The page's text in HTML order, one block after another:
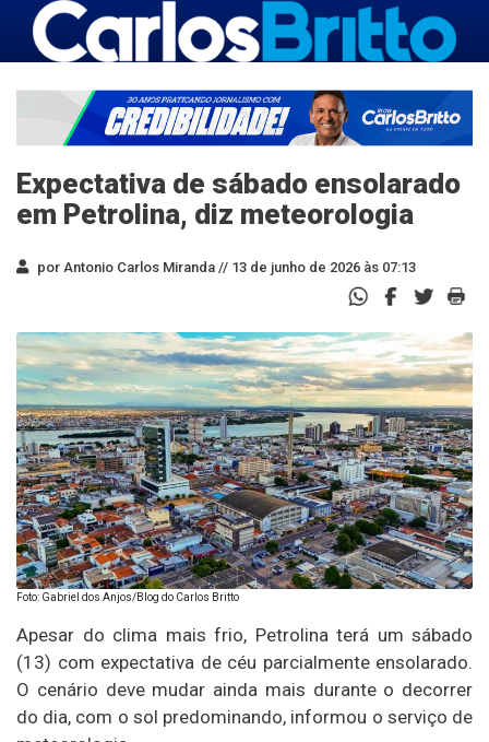
Expectativa de sábado ensolarado
em Petrolina, diz meteorologia
por Antonio Carlos Miranda // 13 de junho de 2026 às 07:13
Foto: Gabriel dos Anjos/Blog do Carlos Britto
Apesar do clima mais frio, Petrolina terá um sábado
(13) com expectativa de céu parcialmente ensolarado.
O cenário deve mudar ainda mais durante o decorrer
do dia, com o sol predominando, informou o serviço de